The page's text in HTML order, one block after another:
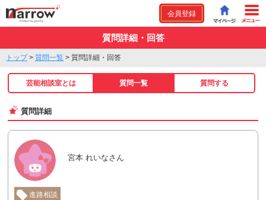
会員登録
質問詳細・回答
トップ> 質問一覧 > 質問詳細・回答
芸能相談室とは 質問一覧 質問する
質問詳細
宮本 れいなさん
進路相談